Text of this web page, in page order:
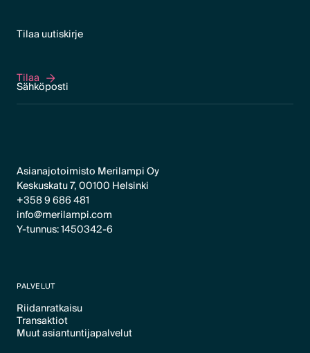
Tilaa uutiskirje
Tilaa
Tilaa
Asianajotoimisto Merilampi Oy
Keskuskatu 7, 00100 Helsinki
+358 9 686 481
info@merilampi.com
Y-tunnus: 1450342-6
PALVELUT
Riidanratkaisu
Text Link
Transaktiot
Text Link
Muut asiantuntijapalvelut